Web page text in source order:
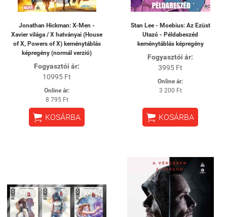
Jonathan Hickman: X-Men -
Xavier világa / X hatványai (House
of X, Powers of X) keménytáblás
képregény (normál verzió)
Fogyasztói ár:
10995 Ft
Online ár:
8 795 Ft
 KOSÁRBA
Stan Lee - Moebius: Az Ezüst
Utazó - Példabeszéd
keménytáblás képregény
Fogyasztói ár:
3995 Ft
Online ár:
3 200 Ft
 KOSÁRBA